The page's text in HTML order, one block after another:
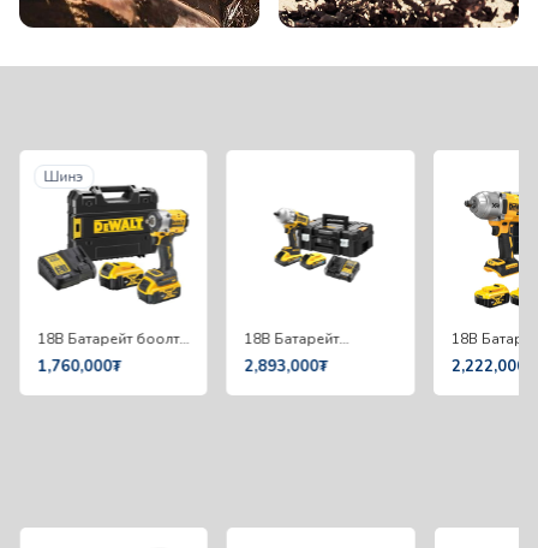
Шинэ
18В Батарейт боолт
чангалагч ком 1/2"
Dewalt DCF921P2T-
1,760,000₮
18В Батарейт
импакттай боолт
чангалагч 2373Nm
2,893,000₮
18В
импакттай
чангалагч
2,222,000₮